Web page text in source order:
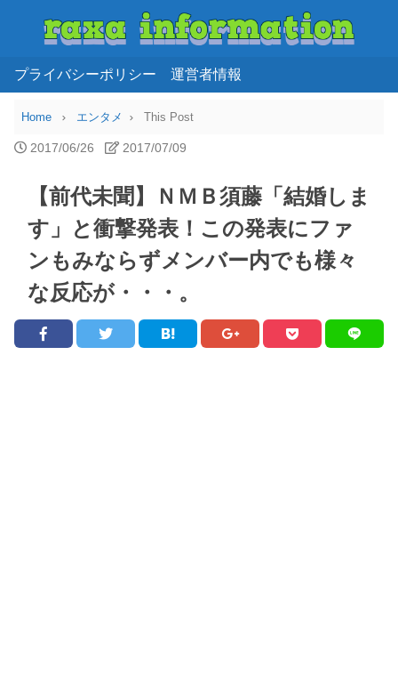
プライバシーポリシー 運営者情報
Home エンタメ This Post
2017/06/26 2017/07/09
【前代未聞】ＮＭＢ須藤「結婚しま
す」と衝撃発表！この発表にファ
ンもみならずメンバー内でも様々
な反応が・・・。